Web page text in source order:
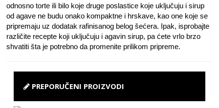
odnosno torte ili bilo koje druge poslastice koje uključuju i sirup
od agave ne budu onako kompaktne i hrskave, kao one koje se
pripremaju uz dodatak rafinisanog belog šećera. Ipak, isprobajte
različite recepte koji uključuju i agavin sirup, pa ćete vrlo brzo
shvatiti šta je potrebno da promenite prilikom pripreme.
PREPORUČENI PROIZVODI